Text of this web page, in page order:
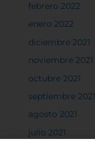
febrero 2022
enero 2022
diciembre 2021
noviembre 2021
octubre 2021
septiembre 2021
agosto 2021
julio 2021